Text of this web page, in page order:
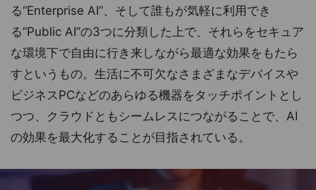
る“Enterprise AI”、そして誰もが気軽に利用でき
る“Public AI”の3つに分類した上で、それらをセキュア
な環境下で自由に行き来しながら最適な効果をもたら
すというもの。生活に不可欠なさまざまなデバイスや
ビジネスPCなどのあらゆる機器をタッチポイントとし
つつ、クラウドともシームレスにつながることで、AI
の効果を最大化することが目指されている。